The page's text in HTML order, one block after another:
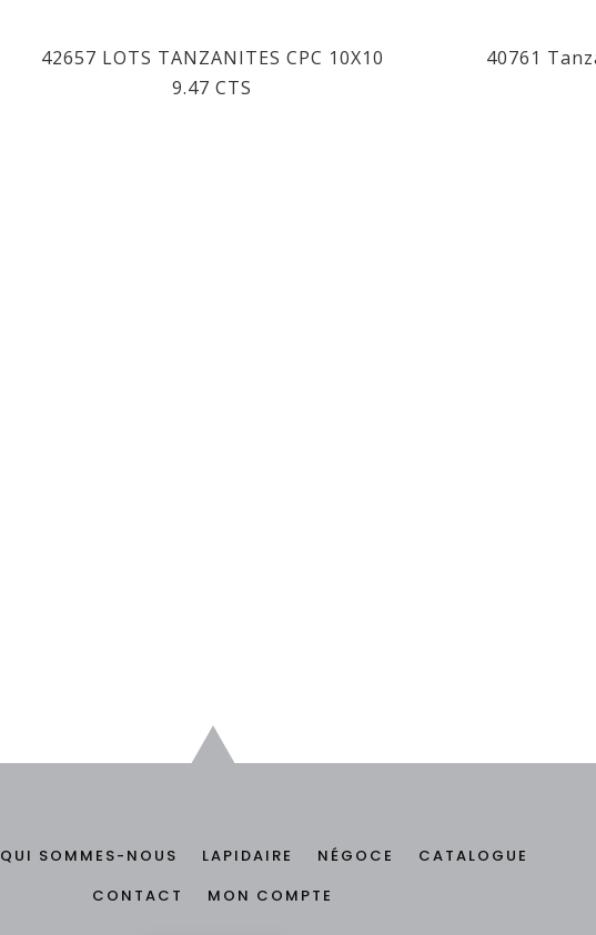
42657 LOTS TANZANITES CPC 10X10
9.47 CTS
40761
QUI SOMMES-NOUS LAPIDAIRE NÉGOCE
CATALOGUE
CONTACT
MON COMPTE